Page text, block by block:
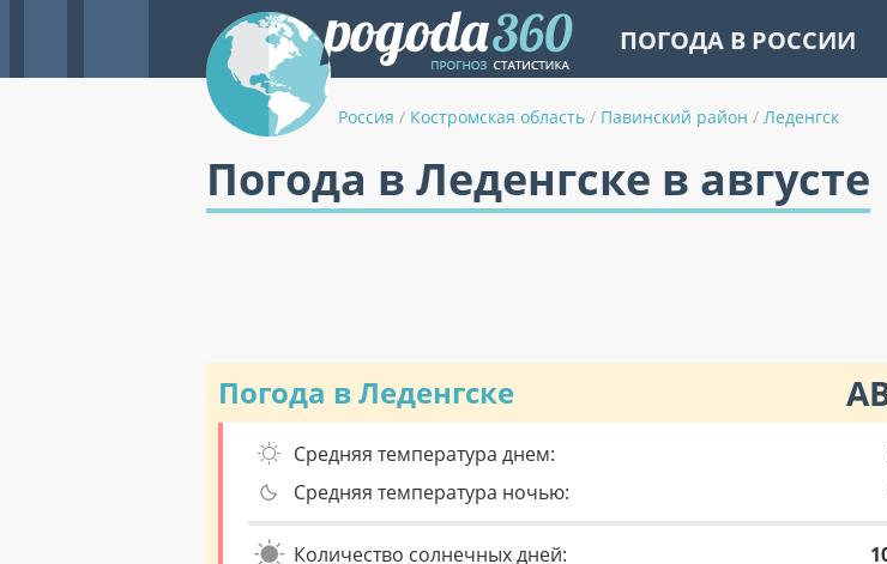
ПОГОДА В РОССИИ
Россия / Костромская область / Павинский район / Леденгск
Погода в Леденгске в августе
Погода в Леденгске
Средняя температура днем:
Средняя температура ночью:
Количество солнечных дней: